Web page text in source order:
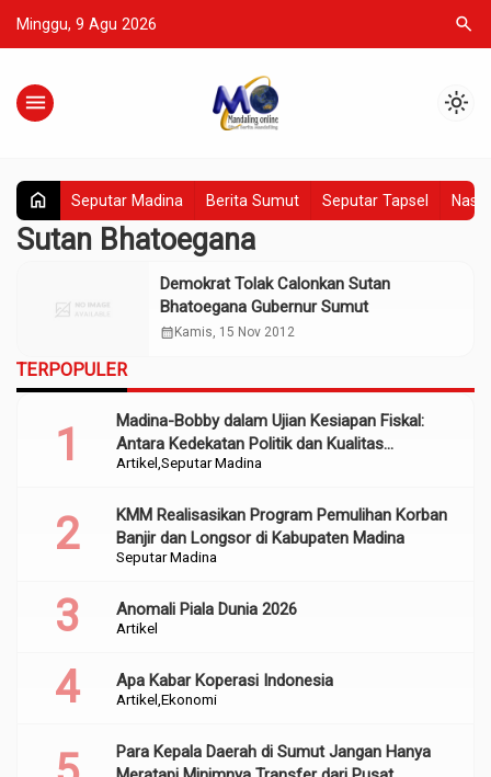
Minggu, 9 Agu 2026 search
menu light_mode
home Seputar Madina Berita Sumut Seputar Tapsel
Sutan Bhatoegana
Demokrat Tolak Calonkan Sutan
Bhatoegana Gubernur Sumut
calendar_month Kamis, 15 Nov 2012
TERPOPULER
Artikel Seputar Madina
Madina-Bobby dalam Ujian Kesiapan Fiskal:
Antara Kedekatan Politik dan Kualitas
Perencanaan
Seputar Madina
KMM Realisasikan Program Pemulihan Korban
Banjir dan Longsor di Kabupaten Madina
Artikel
Anomali Piala Dunia 2026
Artikel Ekonomi
Apa Kabar Koperasi Indonesia
Para Kepala Daerah di Sumut Jangan Hanya